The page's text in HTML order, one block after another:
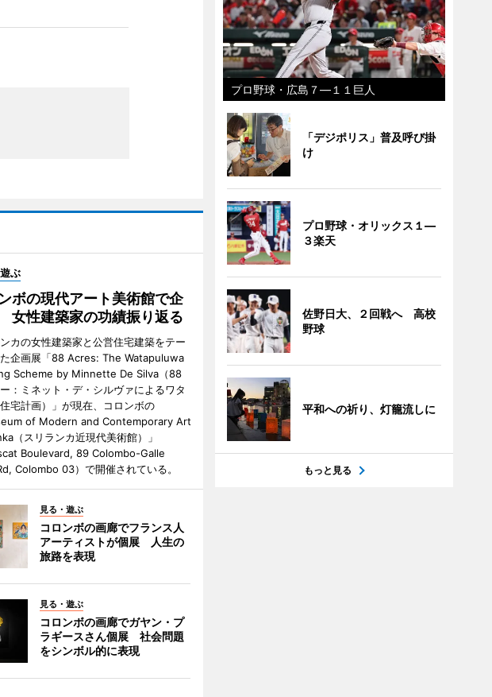
ぶ
ボの現代アート美術館で企
性建築家の功績振り返る
カの女性建築家と公営住宅建築をテー
企画展「88 Acres: The Watapuluwa
Scheme by Minnette De Silva（88
：ミネット・デ・シルヴァによるワタ
宅計画）」が現在、コロンボの
of Modern and Contemporary Art
（スリランカ近現代美術館）」
Boulevard, 89 Colombo-Galle
Colombo 03）で開催されている。
見る・遊ぶ
コロンボの画廊でフランス人
アーティストが個展 人生の
旅路を表現
見る・遊ぶ
コロンボの画廊でガヤン・プ
ラギースさん個展 社会問題
をシンボル的に表現
プロ野球・広島７―１１巨人
「デジポリス」普及呼び掛
け
プロ野球・オリックス１―
３楽天
佐野日大、２回戦へ 高校
野球
平和への祈り、灯籠流しに
もっと見る